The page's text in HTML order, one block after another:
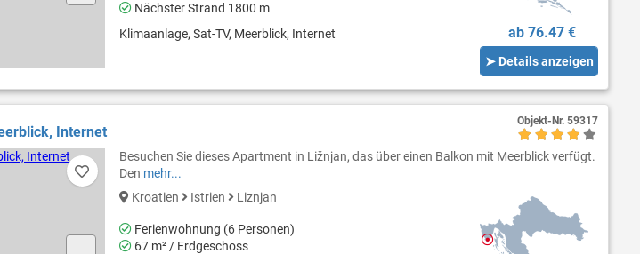
Nächster Strand 1800 m
Klimaanlage, Sat-TV, Meerblick, Internet
ab 76.47 €
➤ Details anzeigen
Internet
Besuchen Sie dieses Apartment in Ližnjan, das über einen Balkon mit Meerblick verfügt.
Den mehr...
Kroatien
Istrien Liznjan
Ferienwohnung (6 Personen)
67 m² / Erdgeschoss
Objekt-Nr. 59317